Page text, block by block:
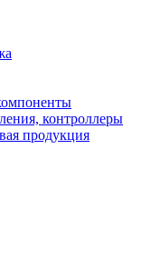
контроллеры
продукция